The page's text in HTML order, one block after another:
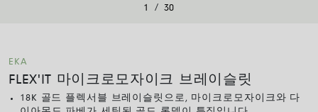
1 / 30
EKA
FLEX'IT 마이크로모자이크 브레이슬릿
18K 골드 플렉서블 브레이슬릿으로, 마이크로모자이크와 다